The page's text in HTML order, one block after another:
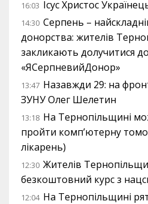
16:03 Ісус Христос
14:30 Серпень –
донорства: жителів
закликають долучитися
«ЯСерпневийДонор»
13:47 Назавжди 29: на
ЗУНУ Олег Шелетин
13:18 На Тернопільщині
пройти комп’ютерну
лікарень)
12:30 Жителів
безкоштовний курс з
12:04 На Тернопільщині